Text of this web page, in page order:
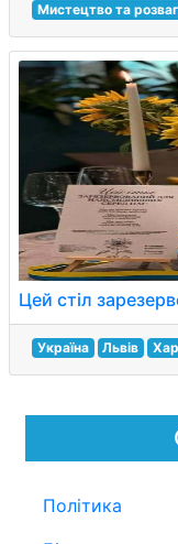
Політика
Мистецтво та
Цей стіл
Україна Львів